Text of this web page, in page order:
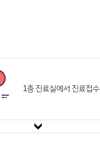
1층 진료실에서 진료접수